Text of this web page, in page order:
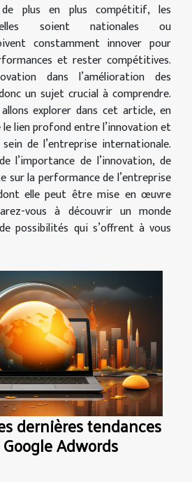
plus en plus compétitif, les
soient nationales ou
constamment innover pour
et rester compétitives.
dans l’amélioration des
un sujet crucial à comprendre.
explorer dans cet article, en
lien profond entre l’innovation et
de l’entreprise internationale.
l’importance de l’innovation, de
sur la performance de l’entreprise
elle peut être mise en œuvre
vous à découvrir un monde
possibilités qui s’offrent à vous
dernières tendances
Adwords